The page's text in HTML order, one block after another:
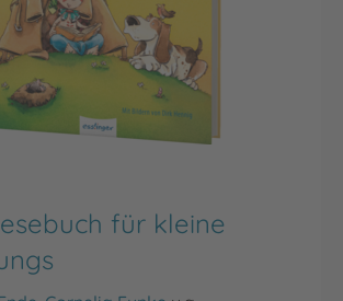
für kleine